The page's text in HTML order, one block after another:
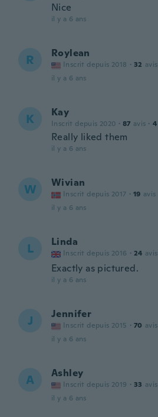
Nice
il y a 6 ans
R Roylean
Inscrit depuis 2018 · 32 avis
il y a 6 ans
K Kay
Inscrit depuis 2020 · 87 avis · 4
Really liked them
il y a 6 ans
W Wivian
Inscrit depuis 2017 · 19 avis
il y a 6 ans
L Linda
Inscrit depuis 2016 · 24 avis
Exactly as pictured.
il y a 6 ans
J Jennifer
Inscrit depuis 2015 · 70 avis
il y a 6 ans
A Ashley
Inscrit depuis 2019 · 33 avis
il y a 6 ans